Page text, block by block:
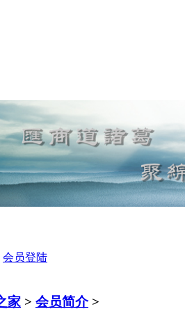
会员登陆
家 > 会员简介>